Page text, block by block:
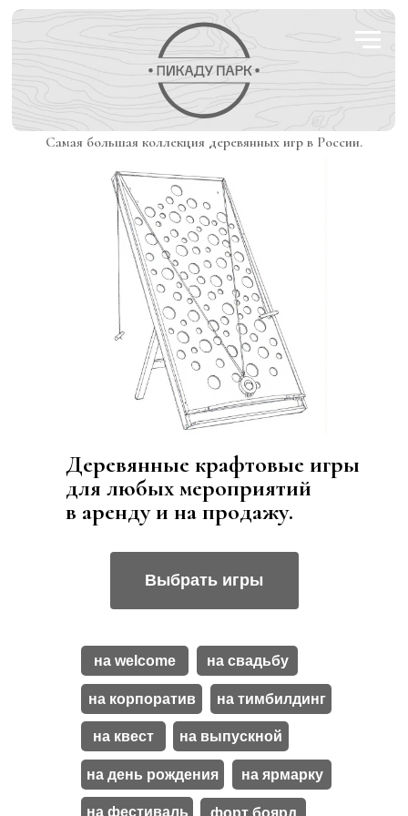
Деревянные крафтовые игры
для любых мероприятий
в аренду и на продажу.
Выбрать игры
форт боярд
на фестиваль
на ярмарку
Самая большая коллекция деревянных игр в России.
на день рождения
на выпускной
на квест
на тимбилдинг
на корпоратив
на свадьбу
на welcome